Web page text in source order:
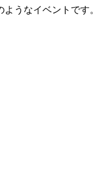
うなイベントです。